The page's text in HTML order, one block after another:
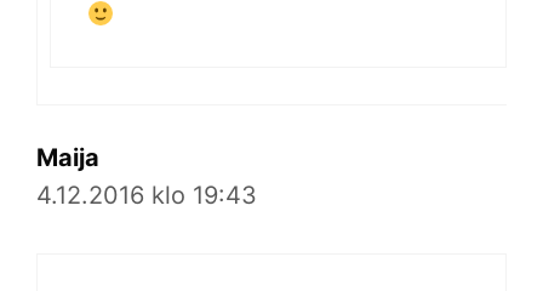
Maija
4.12.2016 klo 19:43